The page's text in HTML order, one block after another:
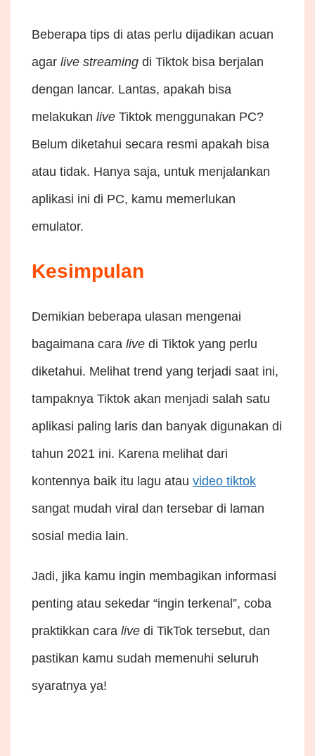
Beberapa tips di atas perlu dijadikan acuan
agar live streaming di Tiktok bisa berjalan
dengan lancar. Lantas, apakah bisa
melakukan live Tiktok menggunakan PC?
Belum diketahui secara resmi apakah bisa
atau tidak. Hanya saja, untuk menjalankan
aplikasi ini di PC, kamu memerlukan
emulator.
Kesimpulan
Demikian beberapa ulasan mengenai
bagaimana cara live di Tiktok yang perlu
diketahui. Melihat trend yang terjadi saat ini,
tampaknya Tiktok akan menjadi salah satu
aplikasi paling laris dan banyak digunakan di
tahun 2021 ini. Karena melihat dari
kontennya baik itu lagu atau video tiktok
sangat mudah viral dan tersebar di laman
sosial media lain.
Jadi, jika kamu ingin membagikan informasi
penting atau sekedar “ingin terkenal”, coba
praktikkan cara live di TikTok tersebut, dan
pastikan kamu sudah memenuhi seluruh
syaratnya ya!